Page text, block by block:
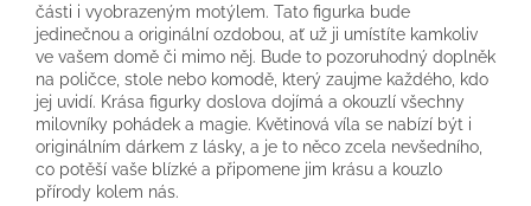
části i vyobrazeným motýlem. Tato figurka bude
jedinečnou a originální ozdobou, ať už ji umístíte kamkoliv
ve vašem domě či mimo něj. Bude to pozoruhodný doplněk
na poličce, stole nebo komodě, který zaujme každého, kdo
jej uvidí. Krása figurky doslova dojímá a okouzlí všechny
milovníky pohádek a magie. Květinová víla se nabízí být i
originálním dárkem z lásky, a je to něco zcela nevšedního,
co potěší vaše blízké a připomene jim krásu a kouzlo
přírody kolem nás.